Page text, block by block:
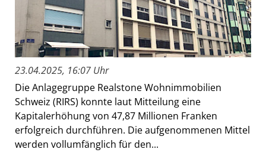
23.04.2025, 16:07 Uhr
Die Anlagegruppe Realstone Wohnimmobilien
Schweiz (RIRS) konnte laut Mitteilung eine
Kapitalerhöhung von 47,87 Millionen Franken
erfolgreich durchführen. Die aufgenommenen Mittel
werden vollumfänglich für den...